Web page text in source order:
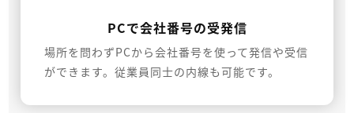
PCで会社番号の受発信
場所を問わずPCから会社番号を使って発信や受信
ができます。従業員同士の内線も可能です。